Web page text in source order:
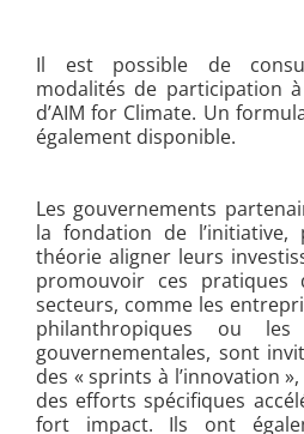
Il est possible de
modalités de participation
d’AIM for Climate. Un
également disponible.
Les gouvernements
la fondation de l’initiative,
théorie aligner leurs
promouvoir ces pratiques
secteurs, comme les
philanthropiques ou les
gouvernementales, sont
des « sprints à l’innovation
des efforts spécifiques
fort impact. Ils ont